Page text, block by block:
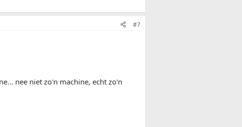
#7
nee niet zo'n machine, echt zo'n